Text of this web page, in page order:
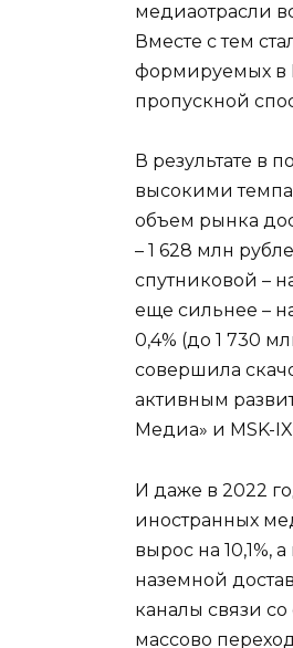
медиаотрасли
Вместе с тем
формируемых в
пропускной
В результате в
высокими
объем рынка
– 1 628 млн
спутниковой –
еще сильнее –
0,4% (до 1 730
совершила
активным
Медиа» и MSK-
И даже в 2022
иностранных
вырос на 10,1%,
наземной
каналы связи
массово